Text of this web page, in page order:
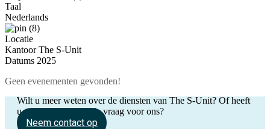
Taal
Nederlands
Locatie
Kantoor The S-Unit
Datums 2025
Geen evenementen gevonden!
Wilt u meer weten over de diensten van The S-Unit? Of heeft
u een andere S-entiële vraag voor ons?
Neem contact op